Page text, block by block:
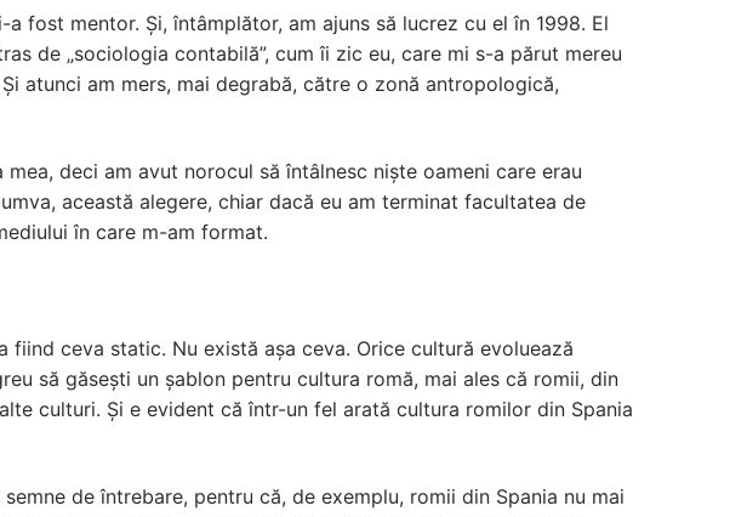
fost mentor. Și, întâmplător, am ajuns să lucrez cu el în 1998. El
de „sociologia contabilă”, cum îi zic eu, care mi s-a părut mereu
atunci am mers, mai degrabă, către o zonă antropologică,
deci am avut norocul să întâlnesc niște oameni care erau
această alegere, chiar dacă eu am terminat facultatea de
în care m-am format.
ceva static. Nu există așa ceva. Orice cultură evoluează
să găsești un șablon pentru cultura romă, mai ales că romii, din
culturi. Și e evident că într-un fel arată cultura romilor din Spania
de întrebare, pentru că, de exemplu, romii din Spania nu mai